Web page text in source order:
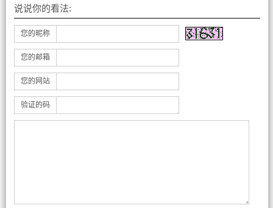
说说你的看法:
您的昵称
您的邮箱
您的网站
验证的码